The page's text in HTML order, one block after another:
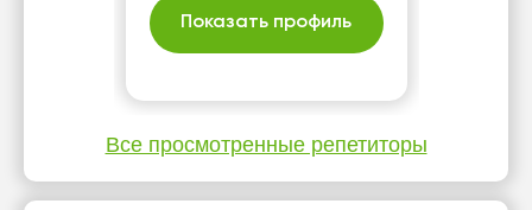
Показать профиль
Все просмотренные репетиторы